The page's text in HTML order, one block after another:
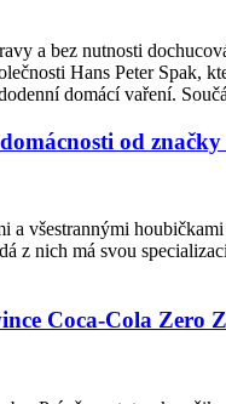
a bez nutnosti
Hans Peter
domácí vaření.
od značky
všestrannými
z nich má svou
Coca-Cola Zero